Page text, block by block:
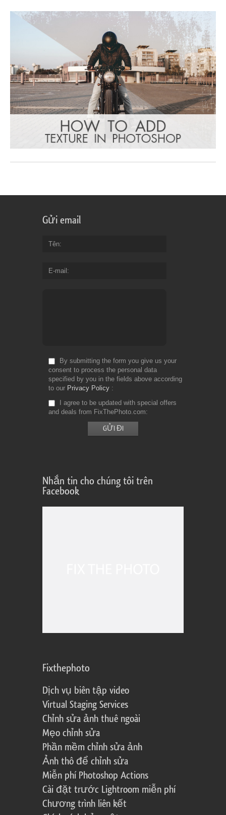
Gửi email
Tên
E-mail
By submitting the form you give us your
consent to process the personal data
specified by you in the fields above according
to our Privacy Policy
I agree to be updated with special offers
and deals from FixThePhoto.com
Nhắn tin cho chúng tôi trên
Facebook
Fixthephoto
Dịch vụ biên tập video
Virtual Staging Services
Chỉnh sửa ảnh thuê ngoài
Mẹo chỉnh sửa
Phần mềm chỉnh sửa ảnh
Ảnh thô để chỉnh sửa
Miễn phí Photoshop Actions
Cài đặt trước Lightroom miễn phí
Chương trình liên kết